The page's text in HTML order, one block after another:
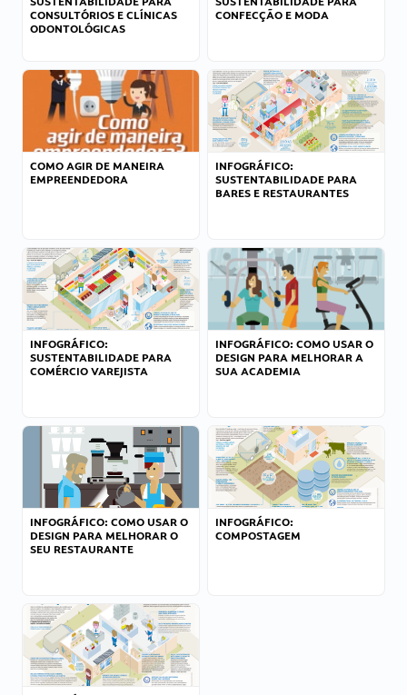
CONSULTÓRIOS E CLÍNICAS
ODONTOLÓGICAS
CONFECÇÃO E MODA
COMO AGIR DE MANEIRA
EMPREENDEDORA
INFOGRÁFICO:
SUSTENTABILIDADE PARA
BARES E RESTAURANTES
INFOGRÁFICO:
SUSTENTABILIDADE PARA
COMÉRCIO VAREJISTA
INFOGRÁFICO: COMO USAR O
DESIGN PARA MELHORAR A
SUA ACADEMIA
INFOGRÁFICO: COMO USAR O
DESIGN PARA MELHORAR O
SEU RESTAURANTE
INFOGRÁFICO:
COMPOSTAGEM